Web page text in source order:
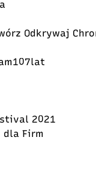
Odkrywaj
2021
dla Firm